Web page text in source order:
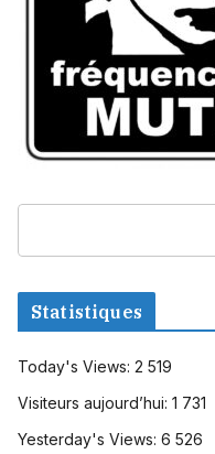
Statistiques
Today's Views: 2 519
Visiteurs aujourd’hui: 1 731
Yesterday's Views: 6 526